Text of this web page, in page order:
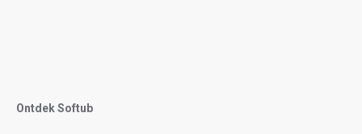
Ontdek Softub